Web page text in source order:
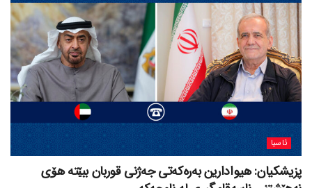
ئاسیا
پزیشکیان: هیوادارین بەرەکەتی جەژنی قوربان ببێتە هۆی